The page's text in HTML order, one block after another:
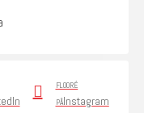
FLOORÉ
PÅInstagram